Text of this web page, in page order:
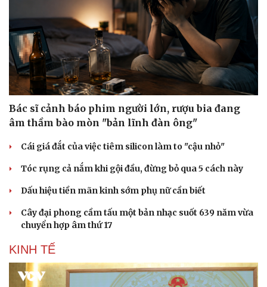
Bác sĩ cảnh báo phim người lớn, rượu bia đang
âm thầm bào mòn "bản lĩnh đàn ông"
Cái giá đắt của việc tiêm silicon làm to "cậu nhỏ"
Tóc rụng cả nắm khi gội đầu, đừng bỏ qua 5 cách này
Dấu hiệu tiền mãn kinh sớm phụ nữ cần biết
Cây đại phong cầm tấu một bản nhạc suốt 639 năm vừa
chuyển hợp âm thứ 17
KINH TẾ